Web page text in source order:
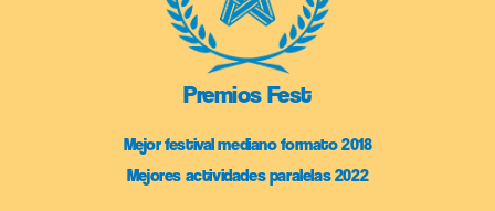
Premios Fest
Mejor festival mediano formato 2018
Mejores actividades paralelas 2022